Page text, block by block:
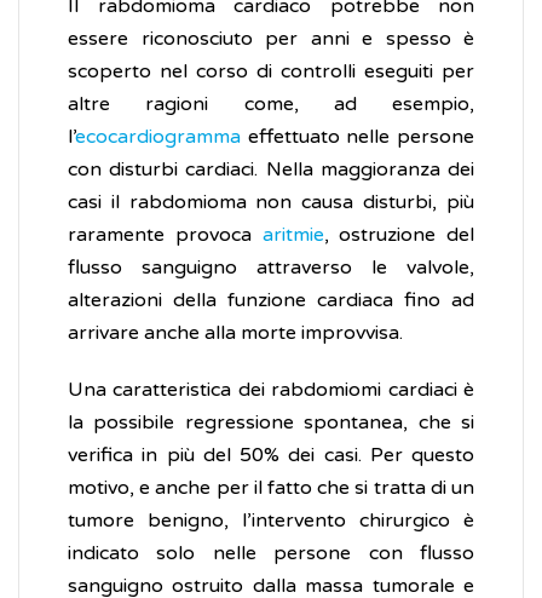
Il rabdomioma cardiaco potrebbe non
essere riconosciuto per anni e spesso è
scoperto nel corso di controlli eseguiti per
altre ragioni come, ad esempio,
l’ecocardiogramma effettuato nelle persone
con disturbi cardiaci. Nella maggioranza dei
casi il rabdomioma non causa disturbi, più
raramente provoca aritmie, ostruzione del
flusso sanguigno attraverso le valvole,
alterazioni della funzione cardiaca fino ad
arrivare anche alla morte improvvisa.
Una caratteristica dei rabdomiomi cardiaci è
la possibile regressione spontanea, che si
verifica in più del 50% dei casi. Per questo
motivo, e anche per il fatto che si tratta di un
tumore benigno, l’intervento chirurgico è
indicato solo nelle persone con flusso
sanguigno ostruito dalla massa tumorale e